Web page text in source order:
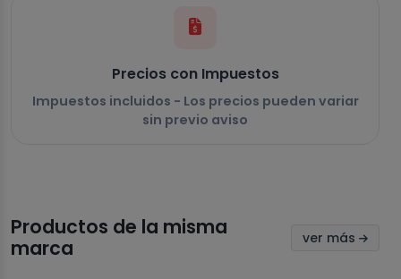
Precios con Impuestos
Impuestos incluidos - Los precios pueden variar
sin previo aviso
Productos de la misma
marca
ver más